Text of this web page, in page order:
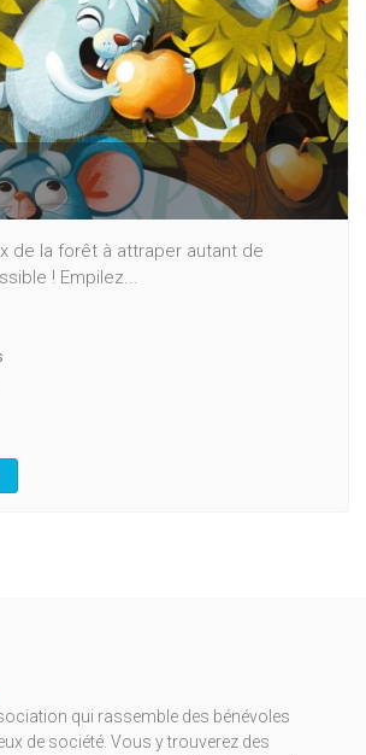
de la forêt à attraper autant de
! Empilez...
qui rassemble des bénévoles
de société. Vous y trouverez des